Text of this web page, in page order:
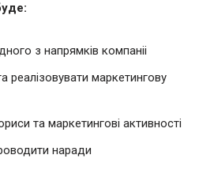
:
з напрямків компаніі
реалізовувати маркетингову
та маркетингові активності
наради